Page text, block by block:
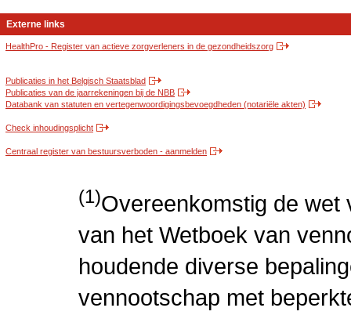
Externe links
HealthPro - Register van actieve zorgverleners in de gezondheidszorg
Publicaties in het Belgisch Staatsblad
Publicaties van de jaarrekeningen bij de NBB
Databank van statuten en vertegenwoordigingsbevoegdheden (notariële akten)
Check inhoudingsplicht
Centraal register van bestuursverboden - aanmelden
(1)Overeenkomstig de wet
van het Wetboek van
houdende diverse
vennootschap met